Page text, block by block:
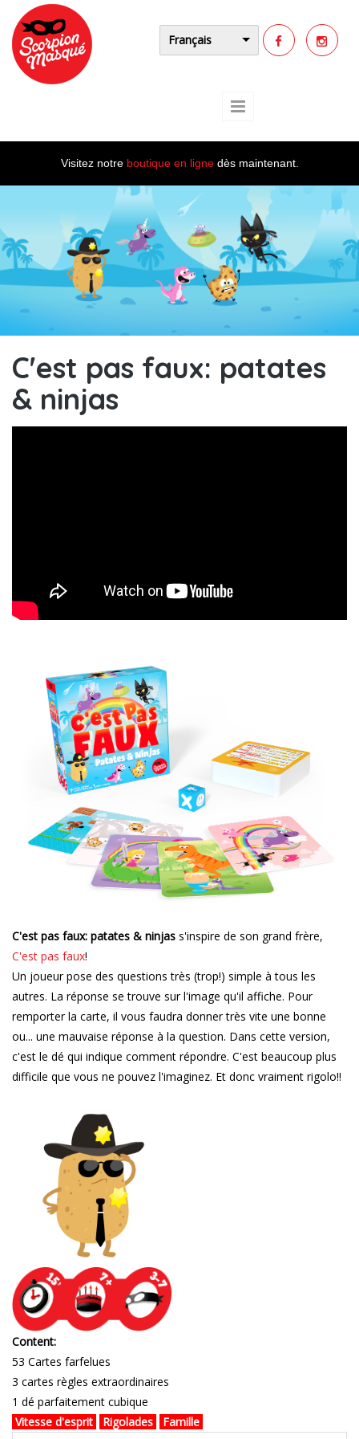
Aller au contenu principal
Français
Visitez notre boutique en lignedès maintenant.
C'est pas faux: patates
& ninjas
C'est pas faux: patates & ninjas s'inspire de son grand frère,
C'est pas faux!
Un joueur pose des questions très (trop!) simple à tous les
autres. La réponse se trouve sur l'image qu'il affiche. Pour
remporter la carte, il vous faudra donner très vite une bonne
ou... une mauvaise réponse à la question. Dans cette version,
c'est le dé qui indique comment répondre. C'est beaucoup plus
difficile que vous ne pouvez l'imaginez. Et donc vraiment rigolo!!
Content:
53 Cartes farfelues
3 cartes règles extraordinaires
1 dé parfaitement cubique
Vitesse d'esprit
Rigolades Famille